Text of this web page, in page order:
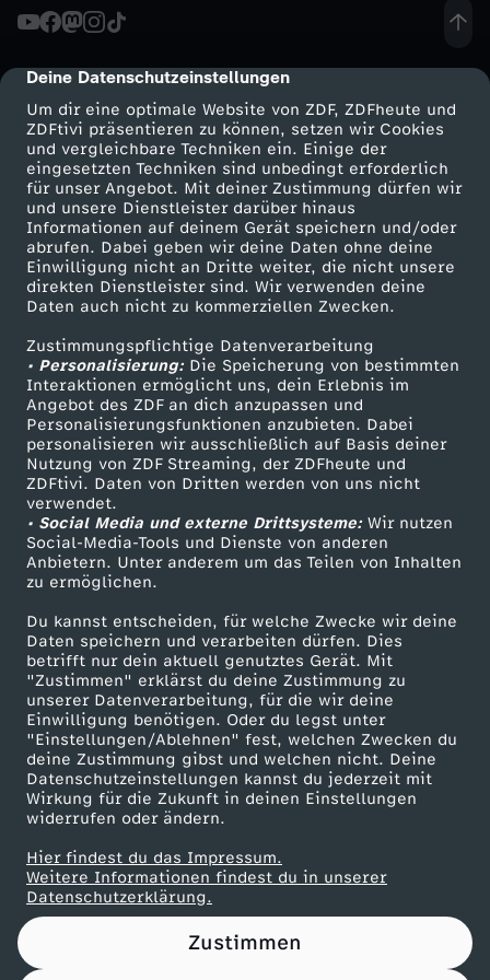
cmp-dialog-description
Deine Datenschutzeinstellungen
Um dir eine optimale Website von ZDF, ZDFheute und
ZDFtivi präsentieren zu können, setzen wir Cookies
und vergleichbare Techniken ein. Einige der
eingesetzten Techniken sind unbedingt erforderlich
für unser Angebot. Mit deiner Zustimmung dürfen wir
und unsere Dienstleister darüber hinaus
Informationen auf deinem Gerät speichern und/oder
abrufen. Dabei geben wir deine Daten ohne deine
Einwilligung nicht an Dritte weiter, die nicht unsere
direkten Dienstleister sind. Wir verwenden deine
Daten auch nicht zu kommerziellen Zwecken.
Zustimmungspflichtige Datenverarbeitung
• Personalisierung:Die Speicherung von bestimmten
Interaktionen ermöglicht uns, dein Erlebnis im
Angebot des ZDF an dich anzupassen und
Personalisierungsfunktionen anzubieten. Dabei
personalisieren wir ausschließlich auf Basis deiner
Nutzung von ZDF Streaming, der ZDFheute und
ZDFtivi. Daten von Dritten werden von uns nicht
verwendet.
• Social Media und externe Drittsysteme:Wir nutzen
Social-Media-Tools und Dienste von anderen
Anbietern. Unter anderem um das Teilen von Inhalten
zu ermöglichen.
Du kannst entscheiden, für welche Zwecke wir deine
Daten speichern und verarbeiten dürfen. Dies
betrifft nur dein aktuell genutztes Gerät. Mit
"Zustimmen" erklärst du deine Zustimmung zu
unserer Datenverarbeitung, für die wir deine
Einwilligung benötigen. Oder du legst unter
"Einstellungen/Ablehnen" fest, welchen Zwecken du
deine Zustimmung gibst und welchen nicht. Deine
Datenschutzeinstellungen kannst du jederzeit mit
Wirkung für die Zukunft in deinen Einstellungen
widerrufen oder ändern.
Hier findest du das Impressum.
Weitere Informationen findest du in unserer
Datenschutzerklärung.
Zustimmen
i
n
d
e
r
s
c
h
w
i
n
d
l
e
r
i
n
L
ä
c
h
e
l
n
n
a
c
h
t
s
u
m
v
i
e
Mehr ZDF
ZDF-Apps
Smart TV
ZDFtext
Livestreams
Sendungen A-Z
TV-Programm
Service
ZDFmitreden
Kontakt zum ZDF
Tickets
Zuschauerservice
Hilfe
ZDF Unternehmen
Karriere
ZDF goes Schule
Werbefernsehen
Mainzelmännchen
Partner